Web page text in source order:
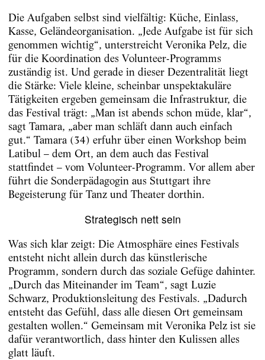
Die Aufgaben selbst sind vielfältig: Küche, Einlass,
Kasse, Geländeorganisation. „Jede Aufgabe ist für sich
genommen wichtig“, unterstreicht Veronika Pelz, die
für die Koordination des Volunteer-Programms
zuständig ist. Und gerade in dieser Dezentralität liegt
die Stärke: Viele kleine, scheinbar unspektakuläre
Tätigkeiten ergeben gemeinsam die Infrastruktur, die
das Festival trägt: „Man ist abends schon müde, klar“,
sagt Tamara, „aber man schläft dann auch einfach
gut.“ Tamara (34) erfuhr über einen Workshop beim
Latibul – dem Ort, an dem auch das Festival
stattfindet – vom Volunteer-Programm. Vor allem aber
führt die Sonderpädagogin aus Stuttgart ihre
Begeisterung für Tanz und Theater dorthin.
Strategisch nett sein
Was sich klar zeigt: Die Atmosphäre eines Festivals
entsteht nicht allein durch das künstlerische
Programm, sondern durch das soziale Gefüge dahinter.
„Durch das Miteinander im Team“, sagt Luzie
Schwarz, Produktionsleitung des Festivals. „Dadurch
entsteht das Gefühl, dass alle diesen Ort gemeinsam
gestalten wollen.“ Gemeinsam mit Veronika Pelz ist sie
dafür verantwortlich, dass hinter den Kulissen alles
glatt läuft.